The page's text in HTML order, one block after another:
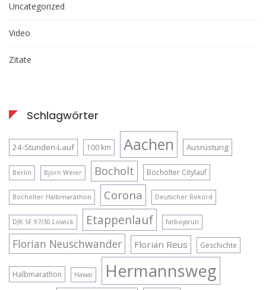
Uncategorized
Video
Zitate
Schlagwörter
24-Stunden-Lauf 100 km Aachen Ausrüstung
Berlin Björn Weier Bocholt Bocholter Citylauf
Bocholter Halbmarathon Corona Deutscher Rekord
DJK SF 97/30 Lowick Etappenlauf fatboysrun
Florian Neuschwander Florian Reus Geschichte
Halbmarathon Hawai Hermannsweg